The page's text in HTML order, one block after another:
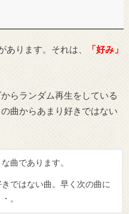
ります。それは、
「好み」
らランダム再生をしている
曲からあまり好きではない
曲であります。
ではない曲。早く次の曲に
。